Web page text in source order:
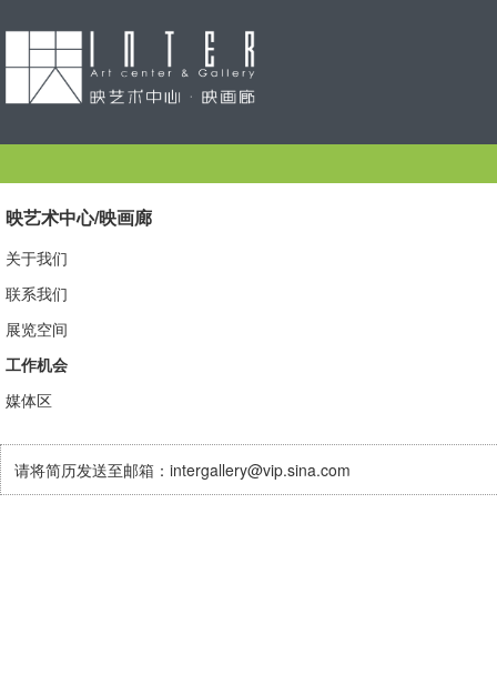
映艺术中心/映画廊
关于我们
联系我们
展览空间
工作机会
媒体区
请将简历发送至邮箱： intergallery@vip.sina.com